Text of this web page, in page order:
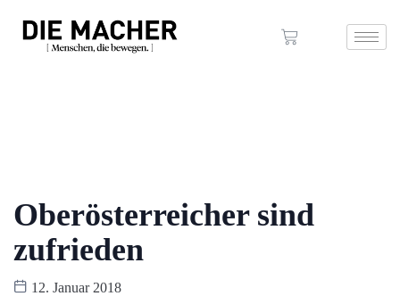
Oberösterreicher sind
zufrieden
12. Januar 2018